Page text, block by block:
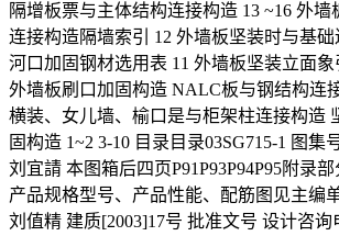
隔增板票与主体结构连接构造 13 ~16 外
连接构造隔墙索引 12 外墙板坚装时与基
河口加固钢材选用表 11 外墙板坚装立面象
外墙板刷口加固构造 NALC板与钢结构连
横装、女儿墙、榆口是与柜架柱连接构造
固构造 1~2 3-10 目录目录03SG715-1 图集
刘宜請 本图箱后四页P91P93P94P95附录
产品规格型号、产品性能、配筋图见主编
刘值精 建质[2003]17号 批准文号 设计咨询